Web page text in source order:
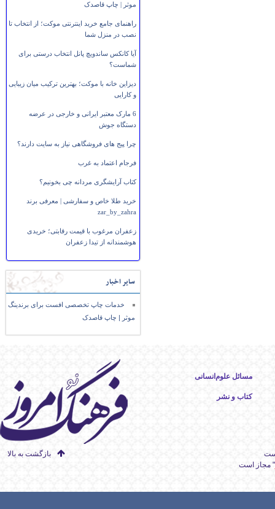
موثر | چاپ قاصدک
راهنمای جامع خرید اینترنتی موکت؛ از انتخاب تا
نصب در منزل شما
آیا کانکس ساندویچ پانل انتخاب درستی برای
شماست؟
دیزاین خانه با موکت؛ بهترین ترکیب میان زیبایی
و کارایی
6 مارک معتبر ایرانی و خارجی در عرضه
دستگاه جوش
چرا پیج های فروشگاهی نیاز به سایت دارند؟
فرجام اعتماد به غرب
کتاب آرایشگری مردانه چی بخونیم؟
خرید طلا خاص و سفارشی | معرفی برند
zar_by_zahra
زعفران مرغوب با قیمت رقابتی؛ خریدی
هوشمندانه از تیدا زعفران
سایر اخبار
خدمات چاپ تخصصی افست برای برندینگ
موثر | چاپ قاصدک
مسائل علوم‌انسانی
کتاب و نشر
بازگشت به بالا
" مجاز است